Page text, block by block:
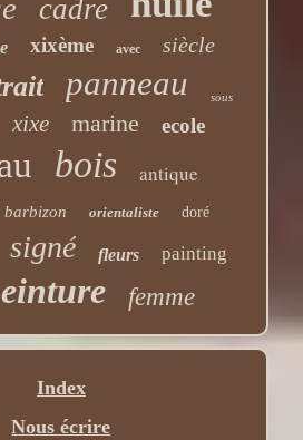
cadre
xixème avec siècle
panneau sous
xixe marine ecole
bois antique
barbizon orientaliste doré
signé fleurs painting
femme
Index
Nous écrire